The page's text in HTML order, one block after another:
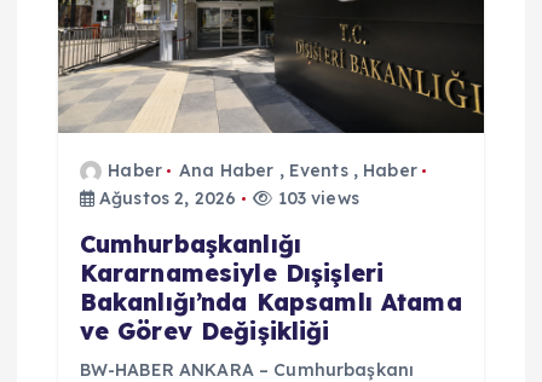
Haber Ana Haber , Events, Haber
Ağustos 2, 2026
103 views
Cumhurbaşkanlığı
Kararnamesiyle Dışişleri
Bakanlığı’nda Kapsamlı Atama
ve Görev Değişikliği
BW-HABER ANKARA – Cumhurbaşkanı